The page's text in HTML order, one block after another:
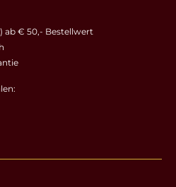
ab € 50,- Bestellwert